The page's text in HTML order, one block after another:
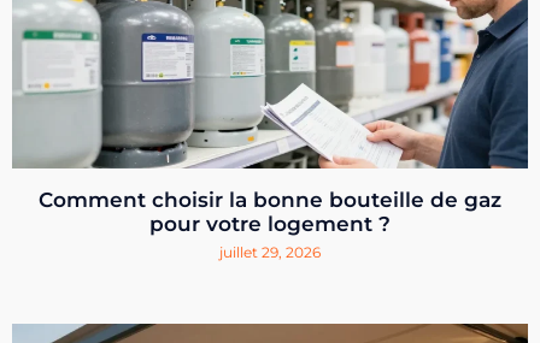
Comment choisir la bonne bouteille de gaz
pour votre logement ?
juillet 29, 2026